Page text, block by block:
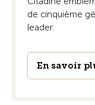
de cinquième
leader.
En savoir